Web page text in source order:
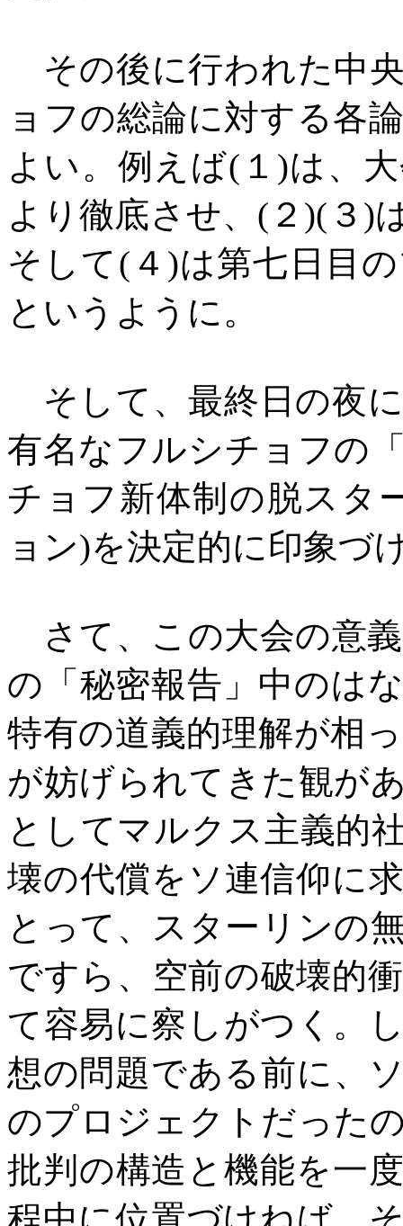
その後に行われた中
ョフの総論に対する各
よい。例えば( １ )は、
より徹底させ、 ( ２ )( ３ )
そして( ４ )は第七日目
というように。
そして、最終日の夜
有名なフルシチョフの
チョフ新体制の脱スタ
ョン)を決定的に印象づ
さて、この大会の意
の「秘密報告」中のは
特有の道義的理解が相
が妨げられてきた観が
としてマルクス主義的
壊の代償をソ連信仰に
とって、スターリンの
ですら、空前の破壊的
て容易に察しがつく。
想の問題である前に、
のプロジェクトだった
批判の構造と機能を一